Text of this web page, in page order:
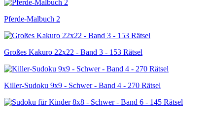
Pferde-Malbuch 2
Großes Kakuro 22x22 - Band 3 - 153 Rätsel
Killer-Sudoku 9x9 - Schwer - Band 4 - 270 Rätsel